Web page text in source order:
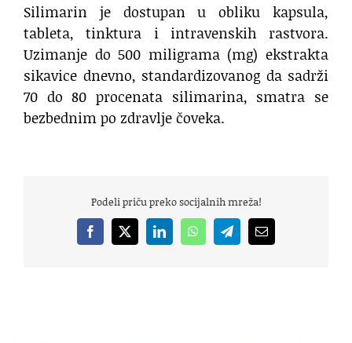
Silimarin je dostupan u obliku kapsula,
tableta, tinktura i intravenskih rastvora.
Uzimanje do 500 miligrama (mg) ekstrakta
sikavice dnevno, standardizovanog da sadrži
70 do 80 procenata silimarina, smatra se
bezbednim po zdravlje čoveka.
Podeli priču preko socijalnih mreža!
Facebook
X LinkedInWhatsAppTelegramEmail